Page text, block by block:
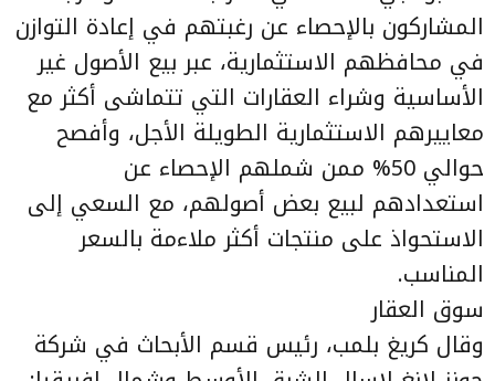
المشاركون بالإحصاء عن رغبتهم في إعادة التوازن
في محافظهم الاستثمارية، عبر بيع الأصول غير
الأساسية وشراء العقارات التي تتماشى أكثر مع
معاييرهم الاستثمارية الطويلة الأجل، وأفصح
حوالي 50% ممن شملهم الإحصاء عن
استعدادهم لبيع بعض أصولهم، مع السعي إلى
الاستحواذ على منتجات أكثر ملاءمة بالسعر
المناسب.
سوق العقار
وقال كريغ بلمب، رئيس قسم الأبحاث في شركة